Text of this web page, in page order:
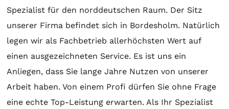
Spezialist für den norddeutschen Raum. Der Sitz
unserer Firma befindet sich in Bordesholm. Natürlich
legen wir als Fachbetrieb allerhöchsten Wert auf
einen ausgezeichneten Service. Es ist uns ein
Anliegen, dass Sie lange Jahre Nutzen von unserer
Arbeit haben. Von einem Profi dürfen Sie ohne Frage
eine echte Top-Leistung erwarten. Als Ihr Spezialist